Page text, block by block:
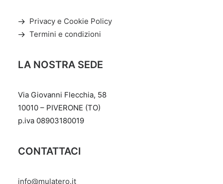
Privacy e Cookie Policy
Termini e condizioni
LA NOSTRA SEDE
Via Giovanni Flecchia, 58
10010 – PIVERONE (TO)
p.iva 08903180019
CONTATTACI
info@mulatero.it